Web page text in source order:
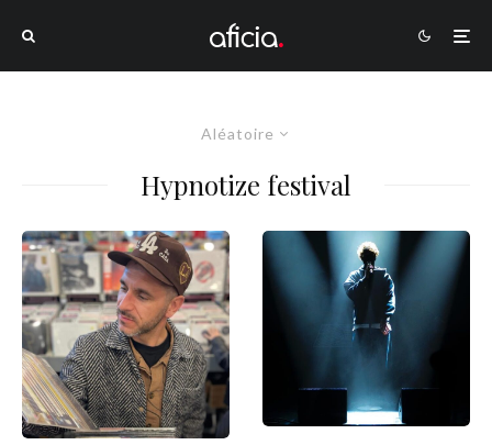
Aléatoire
Hypnotize festival